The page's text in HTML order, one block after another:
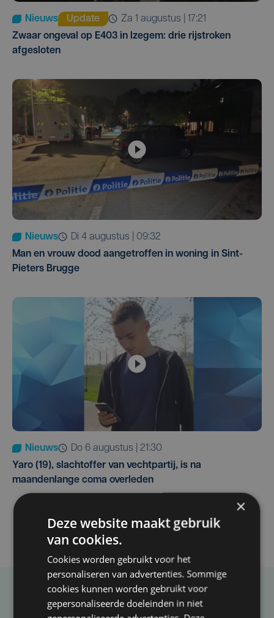
Nieuws Update
za 1 augustus | 17:21
Zwaar ongeval op E403 in Izegem: drie rijstroken
afgesloten
Nieuws
di 4 augustus | 09:32
Man en vrouw dood aangetroffen in woning in Sint-
Pieters Brugge
Nieuws
do 6 augustus | 21:30
Yaro (19), slachtoffer van vechtpartij, is na
maandenlange coma overleden
Taalfout opgemerkt?
×
Deze website maakt gebruik
van cookies.
Cookies worden gebruikt voor het
personaliseren van advertenties. Sommige
cookies kunnen worden gebruikt voor
gepersonaliseerde doeleinden in niet